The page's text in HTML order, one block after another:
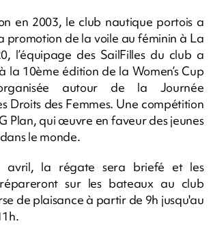
en 2003, le club nautique portois a
promotion de la voile au féminin à La
l’équipage des SailFilles du club a
la 10ème édition de la Women’s Cup
autour de la Journée
Droits des Femmes. Une compétition
Plan, qui œuvre en faveur des jeunes
le monde.
avril, la régate sera briefé et les
sur les bateaux au club
de plaisance à partir de 9h jusqu'au